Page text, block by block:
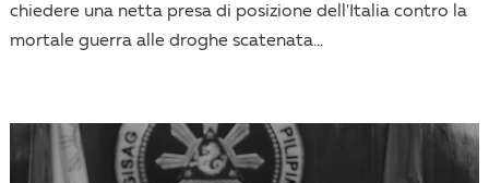
chiedere una netta presa di posizione dell'Italia contro la
mortale guerra alle droghe scatenata...